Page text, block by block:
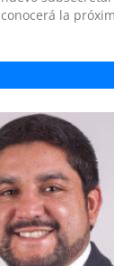
conocerá la